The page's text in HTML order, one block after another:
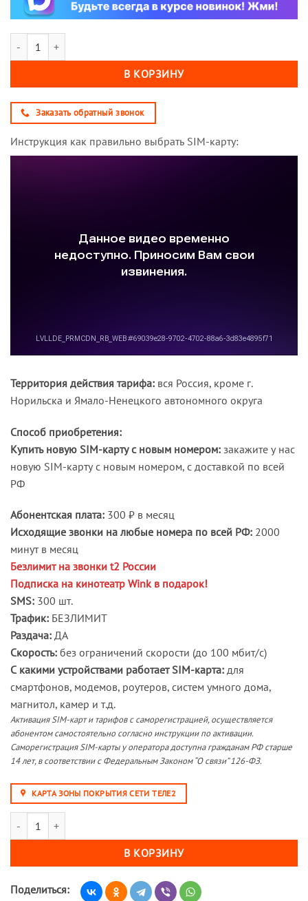
Количество товара SIM-карта ТЕЛЕ2 Гибкий 300 (саморегистрация)
В КОРЗИНУ
Заказать обратный звонок
Инструкция как правильно выбрать SIM-карту:
Территория действия тарифа: вся Россия, кроме г.
Норильска и Ямало-Ненецкого автономного округа
Способ приобретения:
Купить новую SIM-карту с новым номером: закажите у нас
новую SIM-карту с новым номером, с доставкой по всей
РФ
Абонентская плата: 300 ₽ в месяц
Исходящие звонки на любые номера по всей РФ: 2000
минут в месяц
Безлимит на звонки t2 России
Подписка на кинотеатр Wink в подарок!
SMS: 300 шт.
Трафик: БЕЗЛИМИТ
Раздача: ДА
Скорость: без ограничений скорости (до 100 мбит/с)
С какими устройствами работает SIM-карта: для
смартфонов, модемов, роутеров, систем умного дома,
магнитол, камер и т.д.
Активация SIM-карт и тарифов с саморегистрацией, осуществляется
абонентом самостоятельно согласно инструкции по активации.
Саморегистрация SIM-карты у оператора доступна гражданам РФ старше
14 лет, в соответствии с Федеральным Законом “О связи” 126-ФЗ.
КАРТА ЗОНЫ ПОКРЫТИЯ СЕТИ ТЕЛЕ2
Количество товара SIM-карта ТЕЛЕ2 Гибкий 300 (саморегистрация)
В КОРЗИНУ
Поделиться: